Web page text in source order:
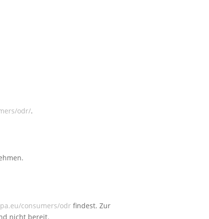
odr/.
consumers/odr findest. Zur
nicht bereit.